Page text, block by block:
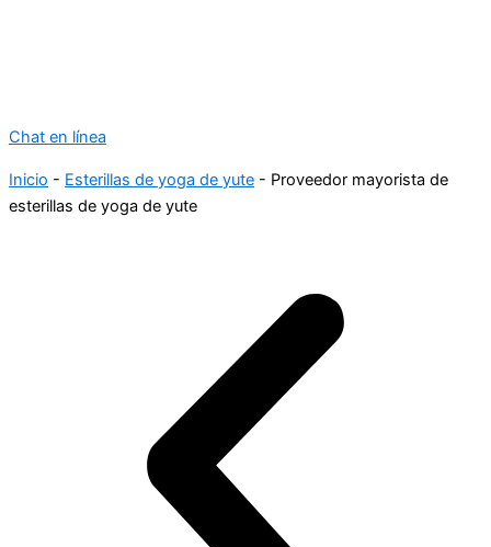
Chat en línea
Inicio - Esterillas de yoga de yute - Proveedor mayorista de
esterillas de yoga de yute